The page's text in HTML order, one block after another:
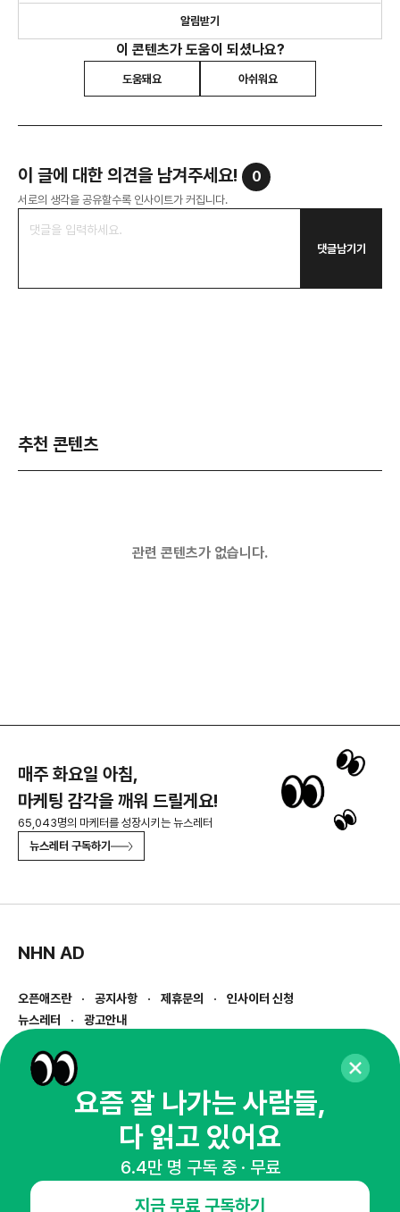
알림받기
이 콘텐츠가 도움이 되셨나요?
도움돼요 아쉬워요
이 글에 대한 의견을 남겨주세요! 0
서로의 생각을 공유할수록 인사이트가 커집니다.
댓글남기기
추천 콘텐츠
관련 콘텐츠가 없습니다.
매주 화요일 아침,
마케팅 감각을 깨워 드릴게요!
65,043명의 마케터를 성장시키는 뉴스레터
뉴스레터 구독하기
NHN AD
오픈애즈란 공지사항 제휴문의
인사이터 신청
뉴스레터
광고안내
경기도 성남시 분당구 대왕판교로645번길 16
사업자등록번호 : 144-81-27690(
통신판매업신고번호 : 2014-경기성남-1023
호스팅서비스사업자 : 오픈애즈
1800-2198
openads@openads.co.kr
요즘 잘 나가는 사람들,
다 읽고 있어요
6.4만 명 구독 중 · 무료
지금 무료 구독하기